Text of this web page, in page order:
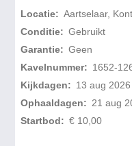
Locatie: Aartselaar,
Conditie: Gebruikt
Garantie: Geen
Kavelnummer: 1652-
Kijkdagen: 13 aug
Ophaaldagen: 21 aug
Startbod: € 10,00